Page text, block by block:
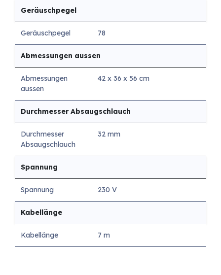
Geräuschpegel
Geräuschpegel 78
Abmessungen aussen
Abmessungen
aussen
42 x 36 x 56 cm
Durchmesser Absaugschlauch
Durchmesser
Absaugschlauch
32 mm
Spannung
Spannung 230 V
Kabellänge
Kabellänge 7 m